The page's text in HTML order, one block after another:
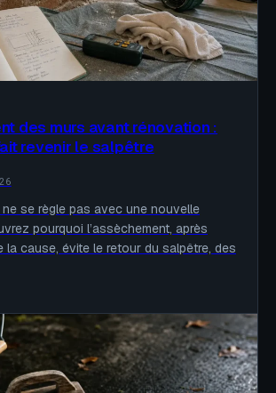
des murs avant rénovation :
revenir le salpêtre
ne se règle pas avec une nouvelle
pourquoi l’assèchement, après
la cause, évite le retour du salpêtre, des